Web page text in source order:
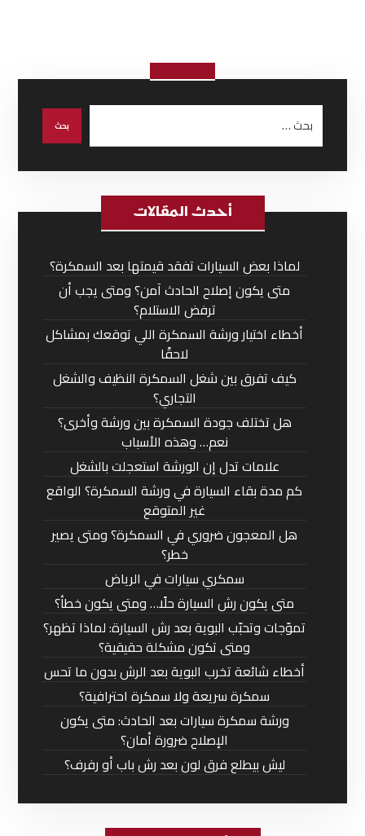
أحدث المقالات
لماذا بعض السيارات تفقد قيمتها بعد السمكرة؟
متى يكون إصلاح الحادث آمن؟ ومتى يجب أن
ترفض الاستلام؟
أخطاء اختيار ورشة السمكرة اللي توقعك بمشاكل
لاحقًا
كيف تفرق بين شغل السمكرة النظيف والشغل
التجاري؟
هل تختلف جودة السمكرة بين ورشة وأخرى؟
نعم… وهذه الأسباب
علامات تدل إن الورشة استعجلت بالشغل
كم مدة بقاء السيارة في ورشة السمكرة؟ الواقع
غير المتوقع
هل المعجون ضروري في السمكرة؟ ومتى يصير
خطر؟
سمكري سيارات في الرياض
متى يكون رش السيارة حلًا… ومتى يكون خطأ؟
تموّجات وتحبّب البوية بعد رش السيارة: لماذا تظهر؟
ومتى تكون مشكلة حقيقية؟
أخطاء شائعة تخرب البوية بعد الرش بدون ما تحس
سمكرة سريعة ولا سمكرة احترافية؟
ورشة سمكرة سيارات بعد الحادث: متى يكون
الإصلاح ضرورة أمان؟
ليش بيطلع فرق لون بعد رش باب أو رفرف؟